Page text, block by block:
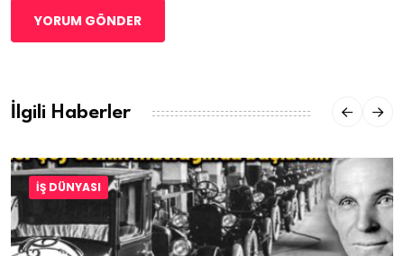
YORUM GÖNDER
İlgili Haberler
İŞ DÜNYASI